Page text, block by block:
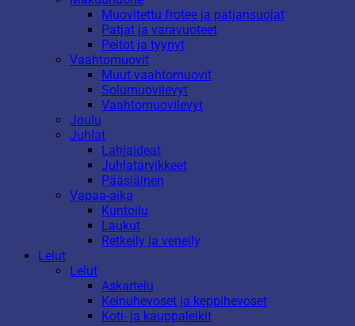
Muovitettu frotee ja patjansuojat
Patjat ja varavuoteet
Peitot ja tyynyt
Vaahtomuovit
Muut vaahtomuovit
Solumuovilevyt
Vaahtomuovilevyt
Joulu
Juhlat
Lahjaideat
Juhlatarvikkeet
Pääsiäinen
Vapaa-aika
Kuntoilu
Laukut
Retkeily ja veneily
Lelut
Lelut
Askartelu
Keinuhevoset ja keppihevoset
Koti- ja kauppaleikit